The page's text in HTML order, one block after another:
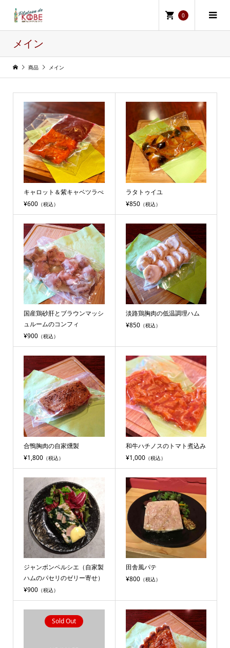
0
メイン
商品 メイン
キャロット＆紫キャベツラぺ
¥600（税込）
ラタトゥイユ
¥850（税込）
国産鶏砂肝とブラウンマッシ
ュルームのコンフィ
¥900（税込）
淡路鶏胸肉の低温調理ハム
¥850（税込）
合鴨胸肉の自家燻製
¥1,800（税込）
和牛ハチノスのトマト煮込み
¥1,000（税込）
ジャンボンペルシエ（自家製
ハムのパセリのゼリー寄せ）
¥900（税込）
田舎風パテ
¥800（税込）
Sold Out